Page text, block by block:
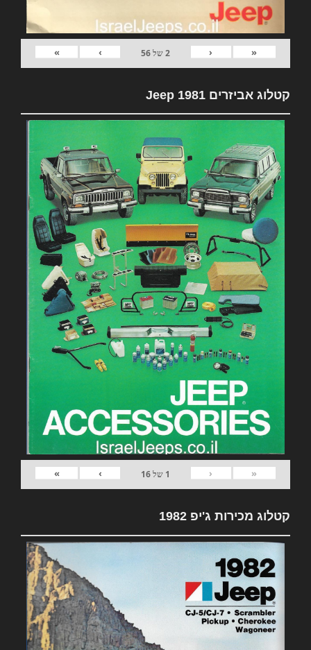
«
‹
2של56
›
»
קטלוג אביזרים 1981 Jeep
«
‹
1 של16
›
»
קטלוג מכירות ג'יפ 1982